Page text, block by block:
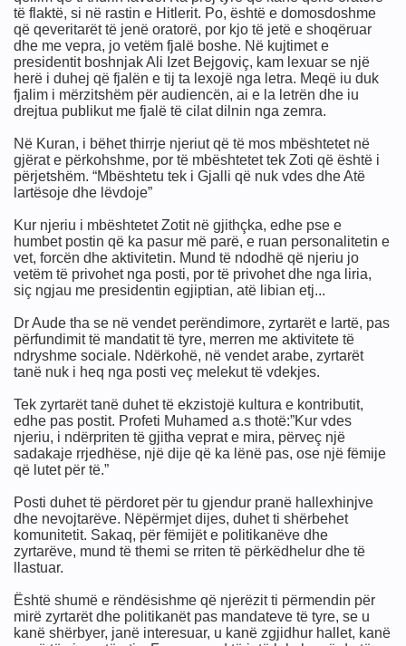
të flaktë, si në rastin e Hitlerit. Po, është e domosdoshme
që qeveritarët të jenë oratorë, por kjo të jetë e shoqëruar
dhe me vepra, jo vetëm fjalë boshe. Në kujtimet e
presidentit boshnjak Ali Izet Bejgoviç, kam lexuar se një
herë i duhej që fjalën e tij ta lexojë nga letra. Meqë iu duk
fjalim i mërzitshëm për audiencën, ai e la letrën dhe iu
drejtua publikut me fjalë të cilat dilnin nga zemra.
Në Kuran, i bëhet thirrje njeriut që të mos mbështetet në
gjërat e përkohshme, por të mbështetet tek Zoti që është i
përjetshëm. “Mbështetu tek i Gjalli që nuk vdes dhe Atë
lartësoje dhe lëvdoje”
Kur njeriu i mbështetet Zotit në gjithçka, edhe pse e
humbet postin që ka pasur më parë, e ruan personalitetin e
vet, forcën dhe aktivitetin. Mund të ndodhë që njeriu jo
vetëm të privohet nga posti, por të privohet dhe nga liria,
siç ngjau me presidentin egjiptian, atë libian etj...
Dr Aude tha se në vendet perëndimore, zyrtarët e lartë, pas
përfundimit të mandatit të tyre, merren me aktivitete të
ndryshme sociale. Ndërkohë, në vendet arabe, zyrtarët
tanë nuk i heq nga posti veç melekut të vdekjes.
Tek zyrtarët tanë duhet të ekzistojë kultura e kontributit,
edhe pas postit. Profeti Muhamed a.s thotë:”Kur vdes
njeriu, i ndërpriten të gjitha veprat e mira, përveç një
sadakaje rrjedhëse, një dije që ka lënë pas, ose një fëmije
që lutet për të.”
Posti duhet të përdoret për tu gjendur pranë hallexhinjve
dhe nevojtarëve. Nëpërmjet dijes, duhet ti shërbehet
komunitetit. Sakaq, për fëmijët e politikanëve dhe
zyrtarëve, mund të themi se rriten të përkëdhelur dhe të
llastuar.
Është shumë e rëndësishme që njerëzit ti përmendin për
mirë zyrtarët dhe politikanët pas mandateve të tyre, se u
kanë shërbyer, janë interesuar, u kanë zgjidhur hallet, kanë
LUFTËN, LIRINË
Ajnshtajn